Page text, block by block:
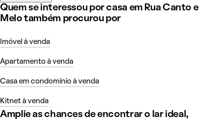
Quem se interessou por casa em Rua Canto e
Melo também procurou por
Imóvel à venda
Apartamento à venda
Casa em condomínio à venda
Kitnet à venda
Amplie as chances de encontrar o lar ideal,